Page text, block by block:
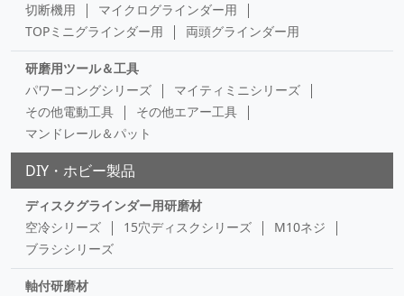
切断機用
マイクログラインダー用
TOPミニグラインダー用
両頭グラインダー用
研磨用ツール＆工具
パワーコングシリーズ
マイティミニシリーズ
その他電動工具
その他エアー工具
マンドレール＆パット
DIY・ホビー製品
ディスクグラインダー用研磨材
空冷シリーズ
15穴ディスクシリーズ
M10ネジ
ブラシシリーズ
軸付研磨材